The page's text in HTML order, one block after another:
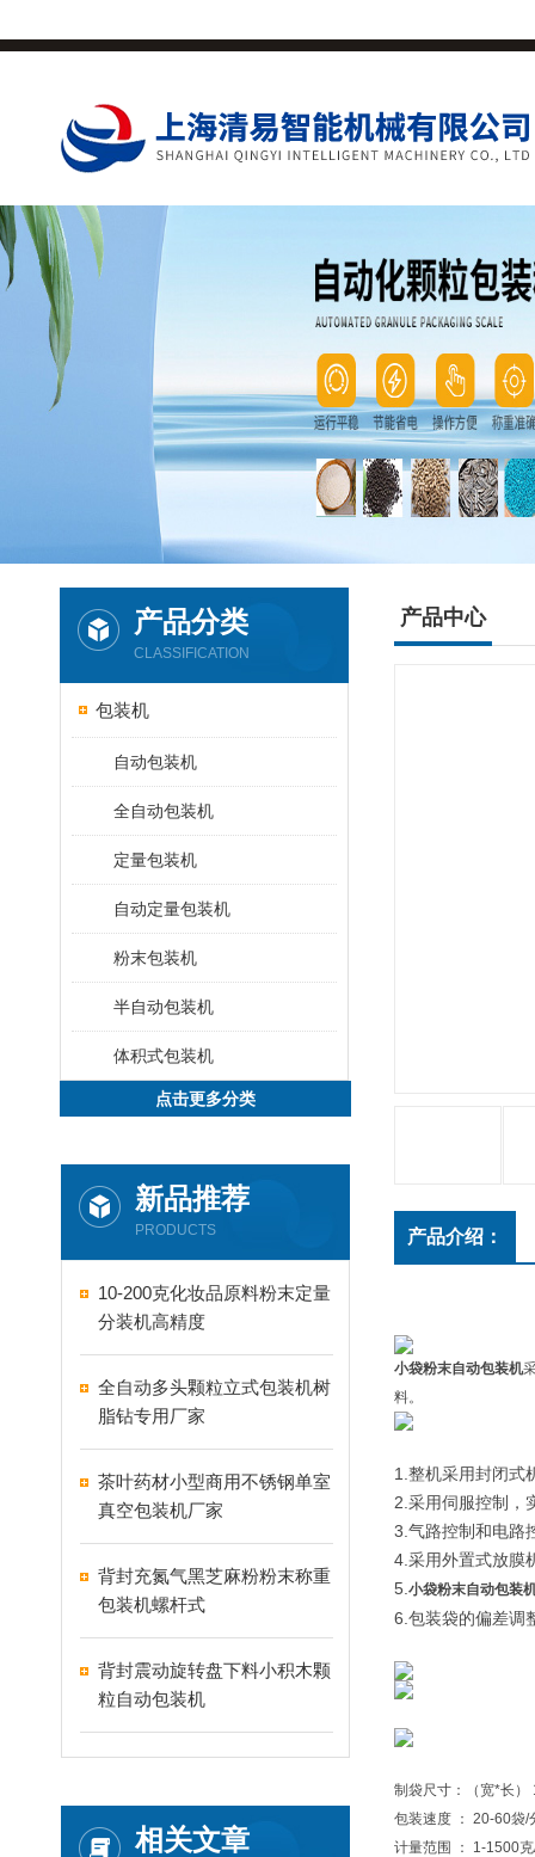
产品分类
CLASSIFICATION
包装机
自动包装机
全自动包装机
定量包装机
自动定量包装机
粉末包装机
半自动包装机
体积式包装机
点击更多分类
新品推荐
PRODUCTS
10-200克化妆品原料粉末定量
分装机高精度
全自动多头颗粒立式包装机树
脂钻专用厂家
茶叶药材小型商用不锈钢单室
真空包装机厂家
背封充氮气黑芝麻粉粉末称重
包装机螺杆式
背封震动旋转盘下料小积木颗
粒自动包装机
相关文章
产品中心
产品介绍：
小袋粉末自动包装机
料。
1.整机采用封闭式
2.采用伺服控制，
3.气路控制和电路
4.采用外置式放膜
5. 小袋粉末自动包装
6.包装袋的偏差调
制袋尺寸：（宽*长
包装速度 ： 20-60袋
计量范围 ： 1-1500